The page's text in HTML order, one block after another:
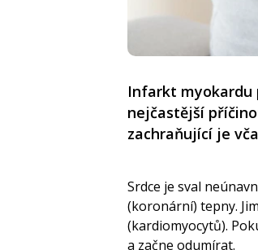
Infarkt myokardu
nejčastější
zachraňující je
Srdce je sval
(koronární) tepny.
(kardiomyocytů).
a začne odumírat.